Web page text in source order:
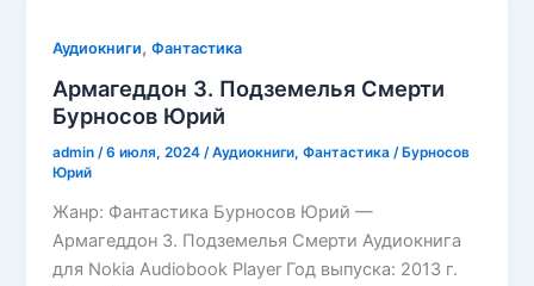
Аудиокниги,Фантастика
Армагеддон 3. Подземелья Смерти
Бурносов Юрий
admin/6 июля, 2024/Аудиокниги,Фантастика / Бурносов
Юрий
Жанр: Фантастика Бурносов Юрий —
Армагеддон 3. Подземелья Смерти Аудиокнига
для Nokia Audiobook Player Год выпуска: 2013 г.